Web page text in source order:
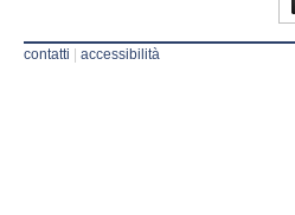
contatti accessibilità